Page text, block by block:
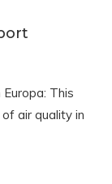
This
air quality in